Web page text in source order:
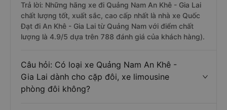
Trả lời: Những hãng xe đi Quảng Nam An Khê - Gia Lai
chất lượng tốt, xuất sắc, cao cấp nhất là nhà xe Quốc
Đạt đi An Khê - Gia Lai từ Quảng Nam với điểm chất
lượng là 4.9/5 dựa trên 788 đánh giá của khách hàng).
Câu hỏi: Có loại xe Quảng Nam An Khê -
Gia Lai dành cho cặp đôi, xe limousine
phòng đôi không?